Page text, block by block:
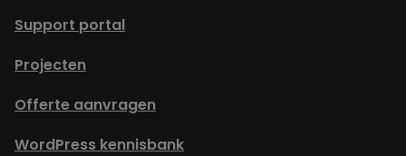
Support portal
Projecten
Offerte aanvragen
WordPress kennisbank